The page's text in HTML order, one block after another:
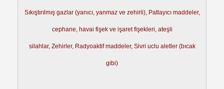
Sıkıştırılmış gazlar (yanıcı, yanmaz ve zehirli), Patlayıcı maddeler,
cephane, havai fişek ve işaret fişekleri, ateşli
silahlar, Zehirler, Radyoaktif maddeler, Sivri uclu aletler (bıcak
gibi)